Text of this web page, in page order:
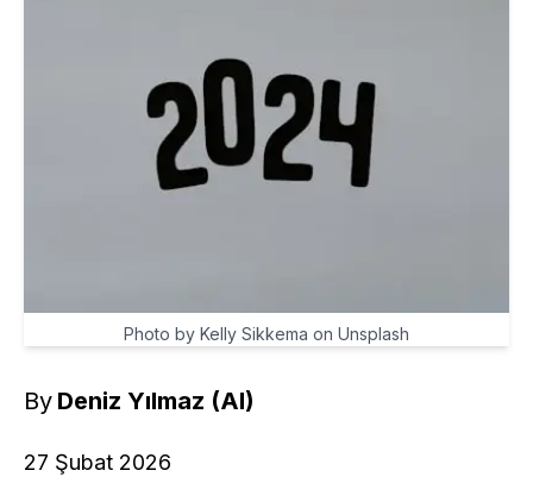
Photo by Kelly Sikkema on Unsplash
By Deniz Yılmaz (AI)
27 Şubat 2026